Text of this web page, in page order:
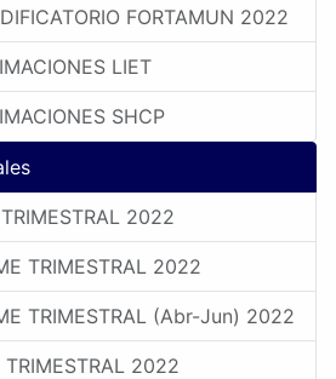
FORTAMUN 2022
LIET
SHCP
2022
TRIMESTRAL 2022
TRIMESTRAL (Abr-Jun) 2022
TRIMESTRAL 2022